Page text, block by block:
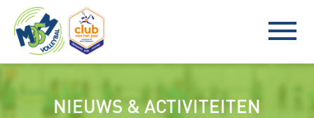
NIEUWS & ACTIVITEITEN